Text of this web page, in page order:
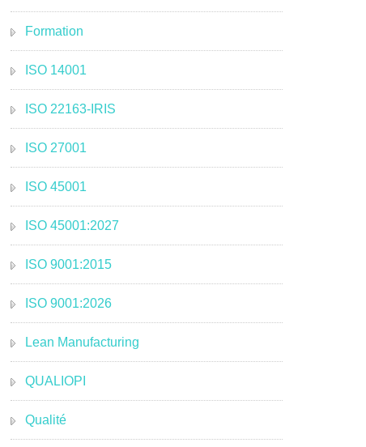
Formation
ISO 14001
ISO 22163-IRIS
ISO 27001
ISO 45001
ISO 45001:2027
ISO 9001:2015
ISO 9001:2026
Lean Manufacturing
QUALIOPI
Qualité